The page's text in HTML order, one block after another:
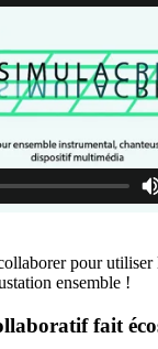
pour utiliser
ensemble !
fait